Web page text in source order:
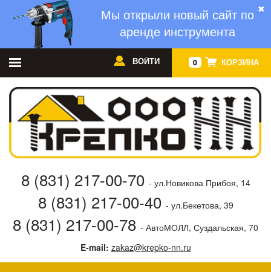
✖
Мы открыли новый сайт по
аренде инструмента
0 КОРЗИНА
ВОЙТИ
8 (831) 217-00-70 - ул.Новикова Прибоя, 14
8 (831) 217-00-40 - ул.Бекетова, 39
8 (831) 217-00-78 - АвтоМОЛЛ, Суздальская, 70
E-mail: zakaz@krepko-nn.ru